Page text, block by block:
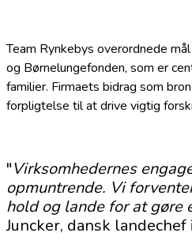
Team Rynkebys overordnede
og Børnelungefonden, som er
familier. Firmaets bidrag som
forpligtelse til at drive vigtig
"Virksomhedernes
opmuntrende. Vi
hold og lande for at gøre
Juncker, dansk